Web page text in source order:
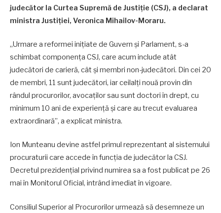
judecător la Curtea Supremă de Justiție (CSJ), a declarat
ministra Justiției, Veronica Mihailov-Moraru.
„Urmare a reformei inițiate de Guvern și Parlament, s-a
schimbat componența CSJ, care acum include atât
judecători de carieră, cât și membri non-judecători. Din cei 20
de membri, 11 sunt judecători, iar ceilalți nouă provin din
rândul procurorilor, avocaților sau sunt doctori în drept, cu
minimum 10 ani de experiență și care au trecut evaluarea
extraordinară”, a explicat ministra.
Ion Munteanu devine astfel primul reprezentant al sistemului
procuraturii care accede în funcția de judecător la CSJ.
Decretul prezidențial privind numirea sa a fost publicat pe 26
mai în Monitorul Oficial, intrând imediat în vigoare.
Consiliul Superior al Procurorilor urmează să desemneze un